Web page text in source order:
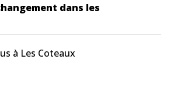
dans les
à Les Coteaux